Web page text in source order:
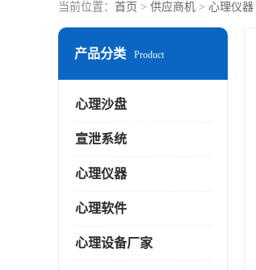
当前位置： 首页 > 供应商机 > 心理仪器
产品分类 Product
心理沙盘
宣泄系统
心理仪器
心理软件
心理设备厂家